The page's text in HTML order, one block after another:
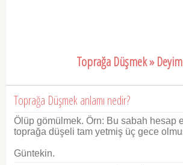
Toprağa Düşmek »
Toprağa Düşmek anlamı nedir?
Ölüp gömülmek. Örn: Bu sabah hesap
toprağa düşeli tam yetmiş üç gece
Güntekin.